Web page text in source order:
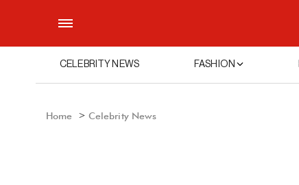
CELEBRITY NEWS FASHION
Home Celebrity News